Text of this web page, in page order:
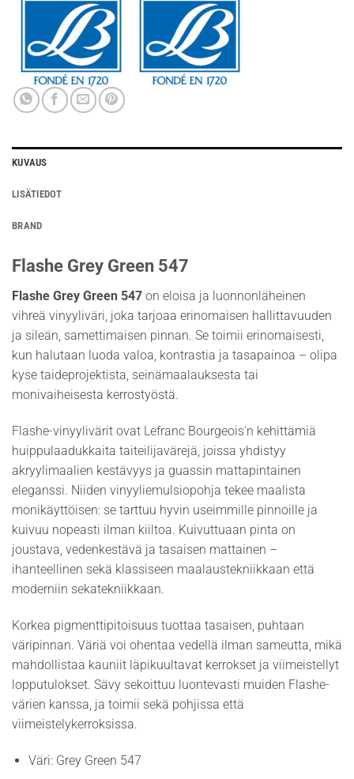
KUVAUS
LISÄTIEDOT
BRAND
Flashe Grey Green 547
Flashe Grey Green 547 on eloisa ja luonnonläheinen
vihreä vinyyliväri, joka tarjoaa erinomaisen hallittavuuden
ja sileän, samettimaisen pinnan. Se toimii erinomaisesti,
kun halutaan luoda valoa, kontrastia ja tasapainoa – olipa
kyse taideprojektista, seinämaalauksesta tai
monivaiheisesta kerrostyöstä.
Flashe-vinyylivärit ovat Lefranc Bourgeois’n kehittämiä
huippulaadukkaita taiteilijavärejä, joissa yhdistyy
akryylimaalien kestävyys ja guassin mattapintainen
eleganssi. Niiden vinyyliemulsiopohja tekee maalista
monikäyttöisen: se tarttuu hyvin useimmille pinnoille ja
kuivuu nopeasti ilman kiiltoa. Kuivuttuaan pinta on
joustava, vedenkestävä ja tasaisen mattainen –
ihanteellinen sekä klassiseen maalaustekniikkaan että
moderniin sekatekniikkaan.
Korkea pigmenttipitoisuus tuottaa tasaisen, puhtaan
väripinnan. Väriä voi ohentaa vedellä ilman sameutta, mikä
mahdollistaa kauniit läpikuultavat kerrokset ja viimeistellyt
lopputulokset. Sävy sekoittuu luontevasti muiden Flashe-
värien kanssa, ja toimii sekä pohjissa että
viimeistelykerroksissa.
Väri: Grey Green 547